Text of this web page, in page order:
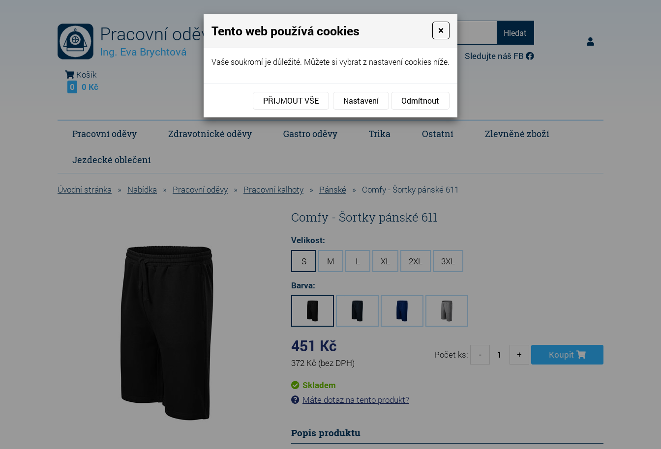
Pracovní oděvy Eva
Ing. Eva Brychtová
Hledat
+420 737 352 016 (Po - Pá 8:00 - 17:00)
Sledujte náš FB
Košík
0
0 Kč
Pracovní oděvy Zdravotnické oděvy Gastro oděvy Trika Ostatní Zlevněné zboží
Jezdecké oblečení
Úvodní stránka » Nabídka » Pracovní oděvy » Pracovní kalhoty » Pánské » Comfy - Šortky pánské 611
Comfy - Šortky pánské 611
Velikost:
S
M L XL 2XL 3XL
Barva:
451 Kč
372 Kč (bez DPH)
Počet ks: - + Koupit
Skladem
Máte dotaz na tento produkt?
Popis produktu
Tento web používá cookies ×
Vaše soukromí je důležité. Můžete si vybrat z nastavení cookies níže.
PŘIJMOUT VŠE Nastavení Odmítnout